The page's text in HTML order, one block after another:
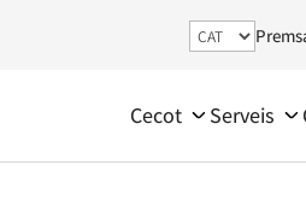
Cecot Serveis